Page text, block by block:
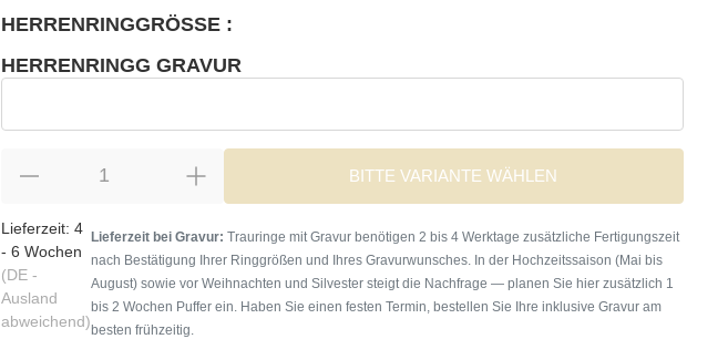
HERRENRINGGRÖSSE :
HERRENRINGG GRAVUR
BITTE VARIANTE WÄHLEN
Lieferzeit: 4
- 6 Wochen
(DE -
Ausland
abweichend)
Lieferzeit bei Gravur: Trauringe mit Gravur benötigen 2 bis 4 Werktage zusätzliche Fertigungszeit
nach Bestätigung Ihrer Ringgrößen und Ihres Gravurwunsches. In der Hochzeitssaison (Mai bis
August) sowie vor Weihnachten und Silvester steigt die Nachfrage — planen Sie hier zusätzlich 1
bis 2 Wochen Puffer ein. Haben Sie einen festen Termin, bestellen Sie Ihre inklusive Gravur am
besten frühzeitig.